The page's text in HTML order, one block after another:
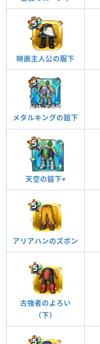
映画主人公の服下
メタルキングの鎧下
天空の鎧下+
アリアハンのズボン
古強者のよろい
（下）